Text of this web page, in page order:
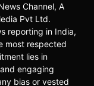
Channel, A
Pvt Ltd.
reporting in India,
most respected
lies in
engaging
bias or vested